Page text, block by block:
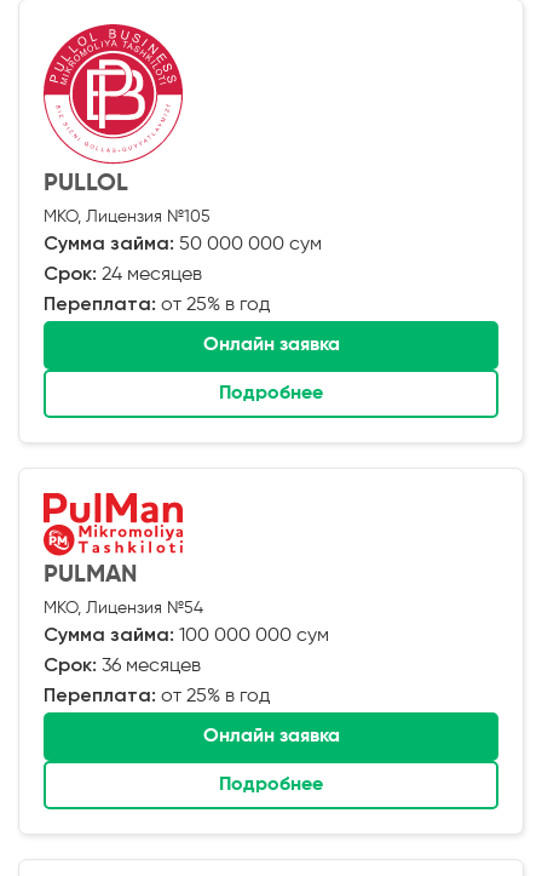
PULLOL
МКО, Лицензия №105
Сумма займа: 50 000 000 сум
Срок: 24 месяцев
Переплата: от 25% в год
Онлайн заявка
Подробнее
PULMAN
МКО, Лицензия №54
Сумма займа: 100 000 000 сум
Срок: 36 месяцев
Переплата: от 25% в год
Онлайн заявка
Подробнее